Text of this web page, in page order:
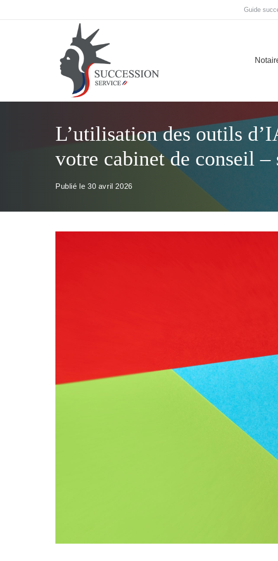
au
Guide
L’utilisation des outils
votre cabinet de conseil –
Publié le 30 avril 2026